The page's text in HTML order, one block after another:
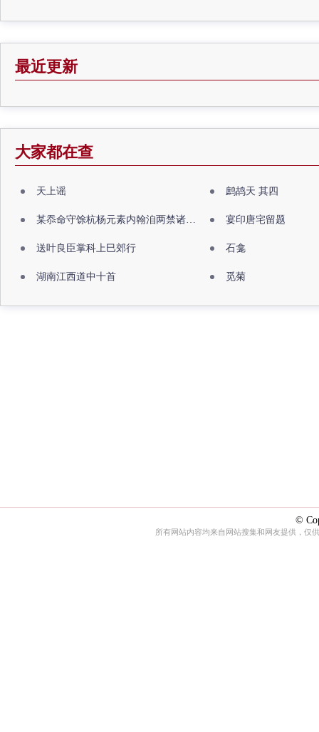
最近更新
大家都在查
天上谣 鹧鸪天 其四
某忝命守馀杭杨元素内翰洎两禁诸公出祖佛寺 宴印唐宅留题
送叶良臣掌科上巳郊行 石龛
湖南江西道中十首 觅菊
©
所有网站内容均来自网站搜集和网友提供，仅